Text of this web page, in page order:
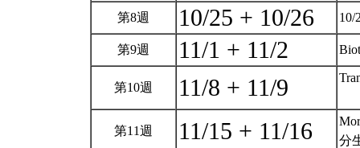
第8週 10/25 + 10/26 10/
第9週 11/1 + 11/2
第10週 11/8 + 11/9
第11週 11/15 + 11/16
分